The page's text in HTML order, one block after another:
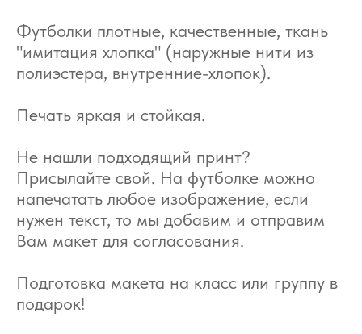
Футболки плотные, качественные, ткань
"имитация хлопка" (наружные нити из
полиэстера, внутренние-хлопок).
Печать яркая и стойкая.
Не нашли подходящий принт?
Присылайте свой. На футболке можно
напечатать любое изображение, если
нужен текст, то мы добавим и отправим
Вам макет для согласования.
Подготовка макета на класс или группу в
подарок!